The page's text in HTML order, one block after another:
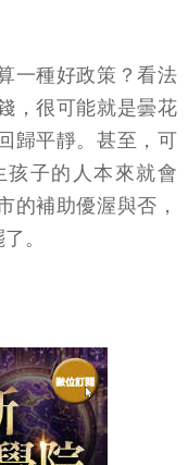
一種好政策？看法
，很可能就是曇花
歸平靜。甚至，可
子的人本來就會
的補助優渥與否，
。